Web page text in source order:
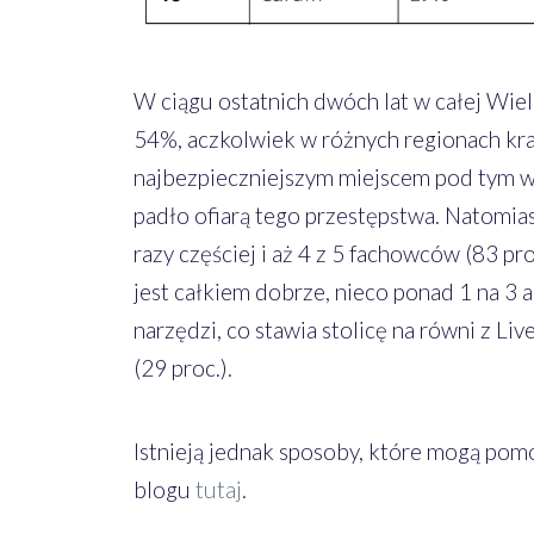
W ciągu ostatnich dwóch lat w całej
54%, aczkolwiek w różnych regionach
najbezpieczniejszym miejscem pod tym
padło ofiarą tego przestępstwa.
razy częściej i aż 4 z 5 fachowców (83
jest całkiem dobrze, nieco ponad 1 na
narzędzi, co stawia stolicę na równi z
(29 proc.).
Istnieją jednak sposoby, które mogą
blogu tutaj.